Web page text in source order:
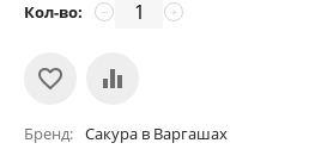
Кол-во: +
−
Бренд Сакура в Варгашах